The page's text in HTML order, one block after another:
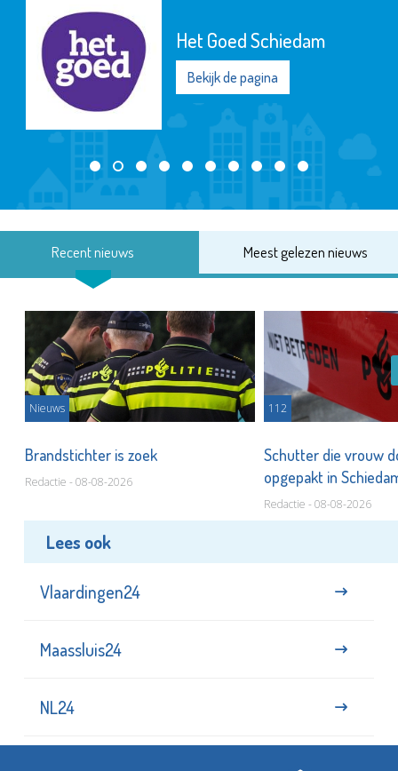
Het Goed Schiedam
Bekijk de pagina
Recent nieuws Meest gelezen nieuws
Nieuws
Brandstichter is zoek
Redactie - 08-08-2026
112
Schutter die vrouw
opgepakt in
Redactie - 08-08-2026
Lees ook
Vlaardingen24
Maassluis24
NL24